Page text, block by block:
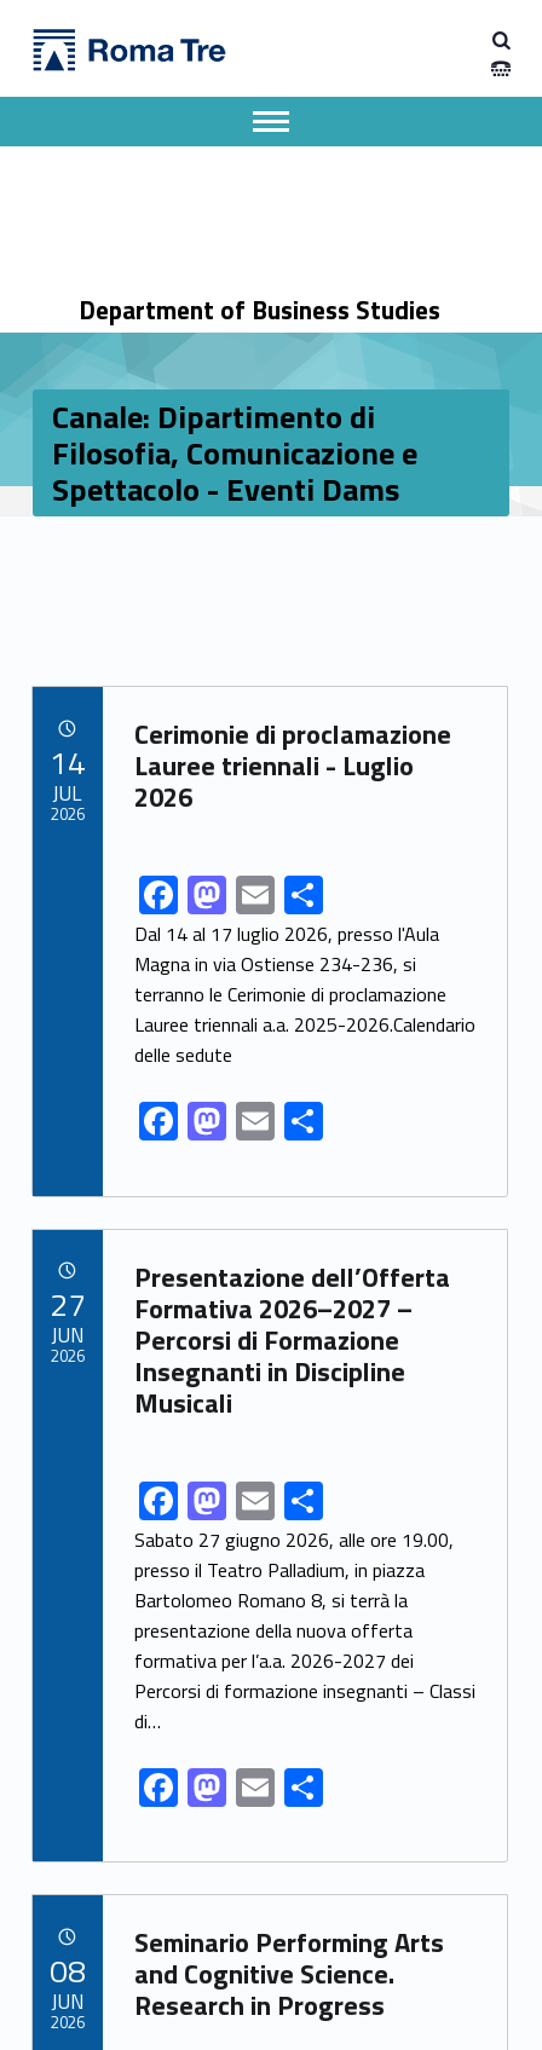
Canale: Dipartimento di Filosofia, Comunicazione e Spettacolo - Eventi Dams - Dipartimento di Economia Aziendale
Department of Business Studies
Apri il menu secondario
Header info sidebar
Canale: Dipartimento di
Filosofia, Comunicazione e
Spettacolo - Eventi Dams
Link identifier archive #link-archive-89722
Cerimonie di proclamazione
Lauree triennali - Luglio
2026
Link identifier share facebook archive #share-link-archive-26060F
ac
e
b
o
o
k
M
as
to
d
o
n
E
m
ai
l
S
h
ar
e
Dal 14 al 17 luglio 2026, presso l'Aula
Magna in via Ostiense 234-236, si
terranno le Cerimonie di proclamazione
Lauree triennali a.a. 2025-2026.Calendario
delle sedute
F
ac
e
b
o
o
k
M
as
to
d
o
n
E
m
ai
l
S
ar
e
14
JUL
2026
Link identifier archive #link-archive-50991
Presentazione dell’Offerta
Formativa 2026–2027 –
Percorsi di Formazione
Insegnanti in Discipline
Musicali
Link identifier share facebook archive #share-link-archive-44062F
ac
e
b
o
o
M
as
to
d
o
n
E
m
ai
l
S
h
ar
e
Sabato 27 giugno 2026, alle ore 19.00,
presso il Teatro Palladium, in piazza
Bartolomeo Romano 8, si terrà la
presentazione della nuova offerta
formativa per l’a.a. 2026-2027 dei
Percorsi di formazione insegnanti – Classi
di…
F
ac
e
b
o
o
k
M
as
to
d
o
n
E
m
ai
l
S
h
ar
e
27
JUN
2026
Link identifier archive #link-archive-86119
Seminario Performing Arts
and Cognitive Science.
Research in Progress
08
JUN
2026